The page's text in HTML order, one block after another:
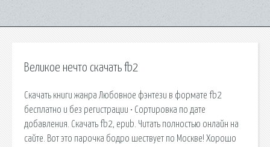
Великое нечто скачать fb2
Скачать книги жанра Любовное фэнтези в формате fb2
бесплатно и без регистрации • Сортировка по дате
добавления. Скачать fb2, epub. Читать полностью онлайн на
сайте. Вот это парочка бодро шествует по Москве! Хорошо